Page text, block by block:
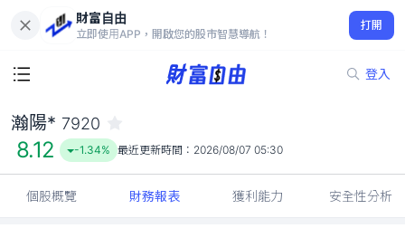
財富自由
立即使用APP，開啟您的股市智慧導航！
打開
登入
8.12
-1.34%
瀚陽* 7920
8.12 -1.34% 最近更新時間： 2026/08/07 05:30
個股概覽 財務報表 獲利能力 安全性分析